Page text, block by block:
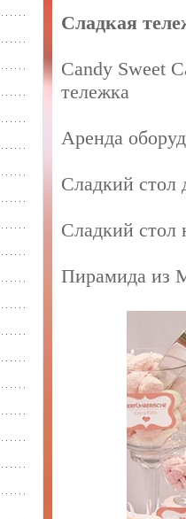
Сладкая
Candy Sweet
тележка
Аренда
Сладкий стол
Сладкий стол
Пирамида из